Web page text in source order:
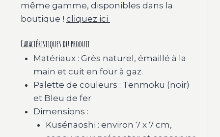
même gamme, disponibles dans la
boutique ! cliquez ici
Caractéristiques du produit
Matériaux : Grès naturel, émaillé à la
main et cuit en four à gaz.
Palette de couleurs : Tenmoku (noir)
et Bleu de fer
Dimensions :
Kusénaoshi : environ 7 x 7 cm,